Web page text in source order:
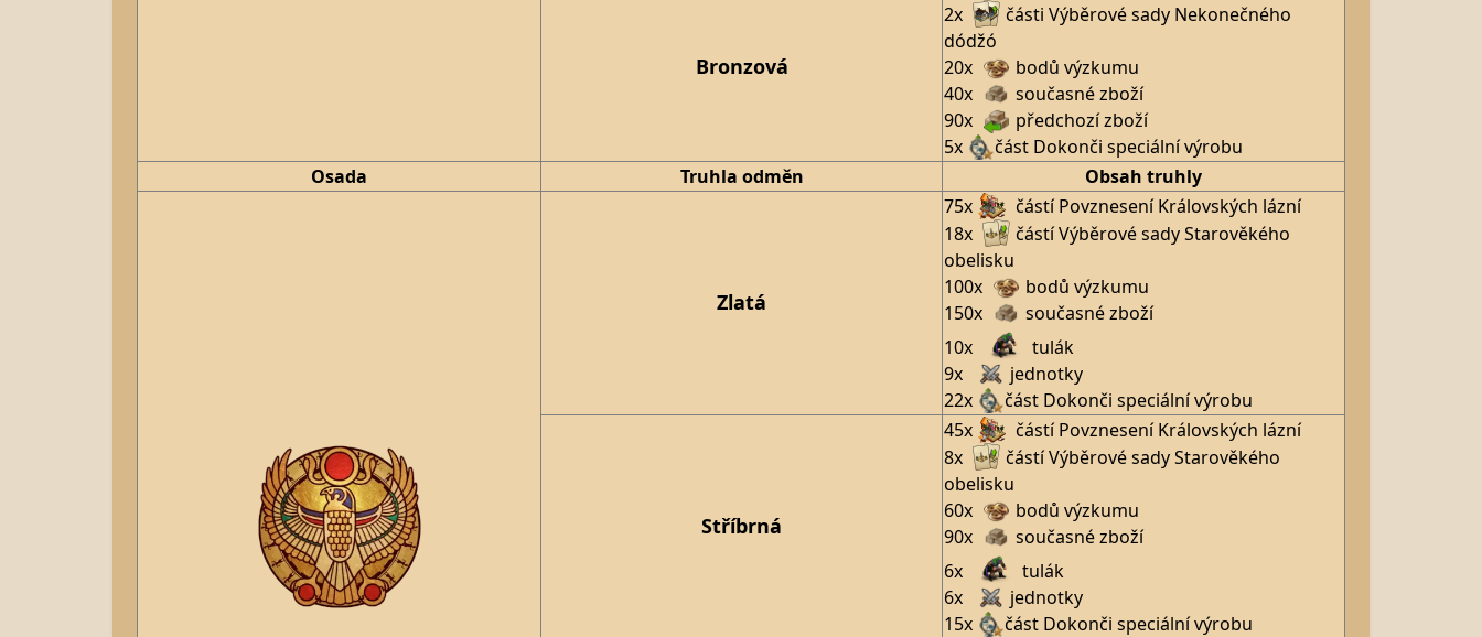
Bronzová
2x
části Výběrové sady Nekonečného
dódžó
20x
bodů výzkumu
40x
současné zboží
90x
předchozí zboží
5x
část Dokonči speciální výrobu
Osada
Truhla odměn Obsah truhly
Zlatá
75x
částí Povznesení Královských lázní
18x
částí Výběrové sady Starověkého
obelisku
100x
bodů výzkumu
150x
současné zboží
10x
tulák
9x
jednotky
22x
část Dokonči speciální výrobu
Stříbrná
45x
částí Povznesení Královských lázní
8x
částí Výběrové sady Starověkého
obelisku
60x
bodů výzkumu
90x
současné zboží
6x
tulák
6x
jednotky
15x
část Dokonči speciální výrobu